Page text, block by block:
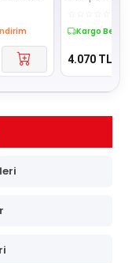
Kargo
4.070 TL